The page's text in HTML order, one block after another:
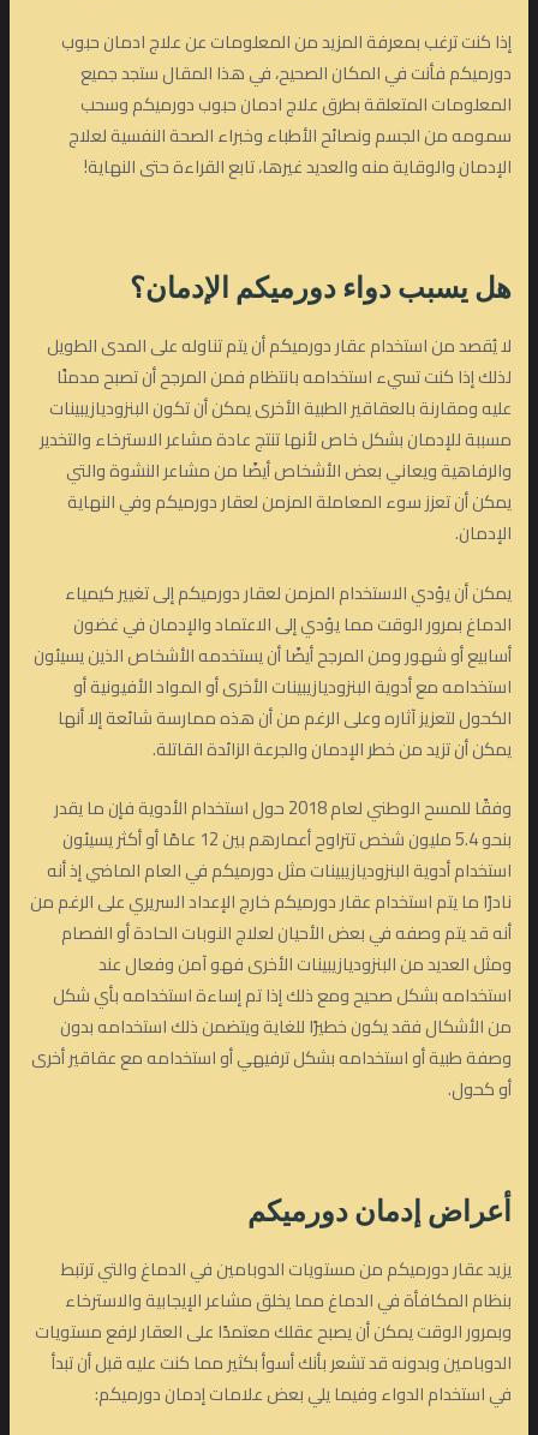
إذا كنت ترغب بمعرفة المزيد من المعلومات عن علاج ادمان حبوب
دورميكم فأنت في المكان الصحيح، في هذا المقال ستجد جميع
المعلومات المتعلقة بطرق علاج ادمان حبوب دورميكم وسحب
سمومه من الجسم ونصائح الأطباء وخبراء الصحة النفسية لعلاج
الإدمان والوقاية منه والعديد غيرها، تابع القراءة حتى النهاية!
هل يسبب دواء دورميكم الإدمان؟
لا يُقصد من استخدام عقار دورميكم أن يتم تناوله على المدى الطويل
لذلك إذا كنت تسيء استخدامه بانتظام فمن المرجح أن تصبح مدمنًا
عليه ومقارنة بالعقاقير الطبية الأخرى يمكن أن تكون البنزوديازيبينات
مسببة للإدمان بشكل خاص لأنها تنتج عادة مشاعر الاسترخاء والتخدير
والرفاهية ويعاني بعض الأشخاص أيضًا من مشاعر النشوة والتي
يمكن أن تعزز سوء المعاملة المزمن لعقار دورميكم وفي النهاية
الإدمان.
يمكن أن يؤدي الاستخدام المزمن لعقار دورميكم إلى تغيير كيمياء
الدماغ بمرور الوقت مما يؤدي إلى الاعتماد والإدمان في غضون
أسابيع أو شهور ومن المرجح أيضًا أن يستخدمه الأشخاص الذين يسيئون
استخدامه مع أدوية البنزوديازيبينات الأخرى أو المواد الأفيونية أو
الكحول لتعزيز آثاره وعلى الرغم من أن هذه ممارسة شائعة إلا أنها
يمكن أن تزيد من خطر الإدمان والجرعة الزائدة القاتلة.
وفقًا للمسح الوطني لعام 2018 حول استخدام الأدوية فإن ما يقدر
بنحو 5.4 مليون شخص تتراوح أعمارهم بين 12 عامًا أو أكثر يسيئون
استخدام أدوية البنزوديازيبينات مثل دورميكم في العام الماضي إذ أنه
نادرًا ما يتم استخدام عقار دورميكم خارج الإعداد السريري على الرغم من
أنه قد يتم وصفه في بعض الأحيان لعلاج النوبات الحادة أو الفصام
ومثل العديد من البنزوديازيبينات الأخرى فهو آمن وفعال عند
استخدامه بشكل صحيح ومع ذلك إذا تم إساءة استخدامه بأي شكل
من الأشكال فقد يكون خطيرًا للغاية ويتضمن ذلك استخدامه بدون
وصفة طبية أو استخدامه بشكل ترفيهي أو استخدامه مع عقاقير أخرى
أو كحول.
أعراض إدمان دورميكم
يزيد عقار دورميكم من مستويات الدوبامين في الدماغ والتي ترتبط
بنظام المكافأة في الدماغ مما يخلق مشاعر الإيجابية والاسترخاء
وبمرور الوقت يمكن أن يصبح عقلك معتمدًا على العقار لرفع مستويات
الدوبامين وبدونه قد تشعر بأنك أسوأ بكثير مما كنت عليه قبل أن تبدأ
في استخدام الدواء وفيما يلي بعض علامات إدمان دورميكم: